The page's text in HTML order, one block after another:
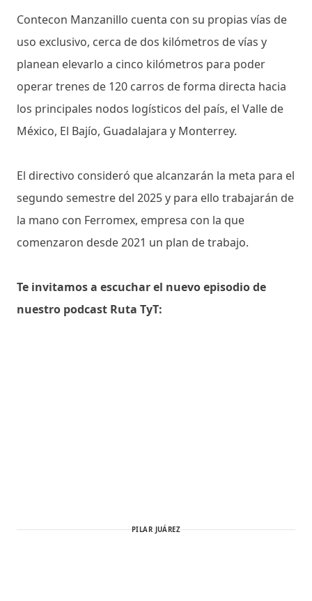
Contecon Manzanillo cuenta con su propias vías de
uso exclusivo, cerca de dos kilómetros de vías y
planean elevarlo a cinco kilómetros para poder
operar trenes de 120 carros de forma directa hacia
los principales nodos logísticos del país, el Valle de
México, El Bajío, Guadalajara y Monterrey.
El directivo consideró que alcanzarán la meta para el
segundo semestre del 2025 y para ello trabajarán de
la mano con Ferromex, empresa con la que
comenzaron desde 2021 un plan de trabajo.
Te invitamos a escuchar el nuevo episodio de
nuestro podcast Ruta TyT:
PILAR JUÁREZ